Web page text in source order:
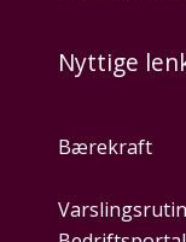
Nyttige
Bærekraft